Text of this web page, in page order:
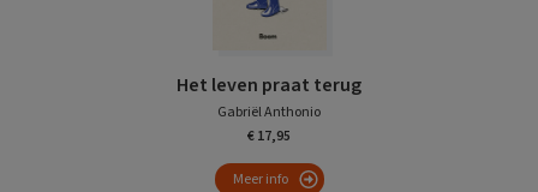
Het leven praat terug
Gabriël Anthonio
€ 17,95
Meer info